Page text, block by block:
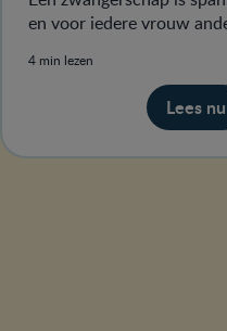
en voor iedere vrouw
4 min lezen
Lees nu